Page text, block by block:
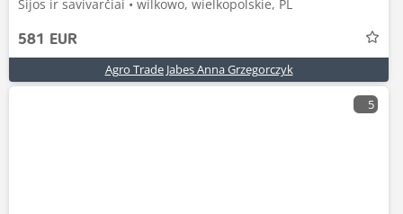
Sijos ir savivarčiai • wilkowo, wielkopolskie, PL
581 EUR
Agro Trade Jabes Anna Grzegorczyk
5